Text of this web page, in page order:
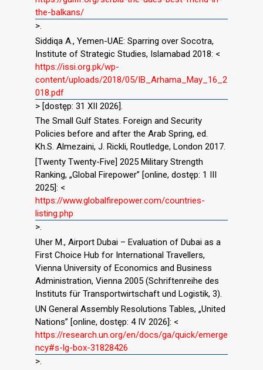
the-balkans/
>.
Siddiqa A., Yemen-UAE: Sparring over Socotra,
Institute of Strategic Studies, Islamabad 2018: <
https://issi.org.pk/wp-
content/uploads/2018/05/IB_Arhama_May_16_2
018.pdf
> [dostęp: 31 XII 2026].
The Small Gulf States. Foreign and Security
Policies before and after the Arab Spring, ed.
Kh.S. Almezaini, J. Rickli, Routledge, London 2017.
[Twenty Twenty-Five] 2025 Military Strength
Ranking, „Global Firepower” [online, dostęp: 1 III
2025]: <
https://www.globalfirepower.com/countries-
listing.php
>.
Uher M., Airport Dubai – Evaluation of Dubai as a
First Choice Hub for International Travellers,
Vienna University of Economics and Business
Administration, Vienna 2005 (Schriftenreihe des
Instituts für Transportwirtschaft und Logistik, 3).
UN General Assembly Resolutions Tables, „United
Nations” [online, dostęp: 4 IV 2026]: <
https://research.un.org/en/docs/ga/quick/emerge
ncy#s-lg-box-31828426
>.